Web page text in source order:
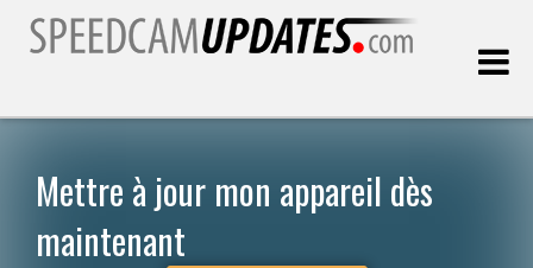
Mettre à jour mon appareil dès
maintenant